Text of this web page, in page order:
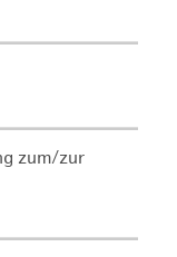
zum/zur